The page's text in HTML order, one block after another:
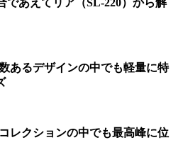
であえてリア（SL-220）から解
あるデザインの中でも軽量に特
レクションの中でも最高峰に位